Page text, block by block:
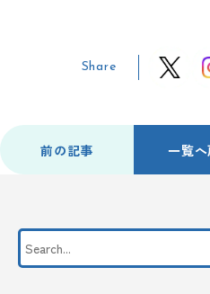
Share
前の記事 一覧へ